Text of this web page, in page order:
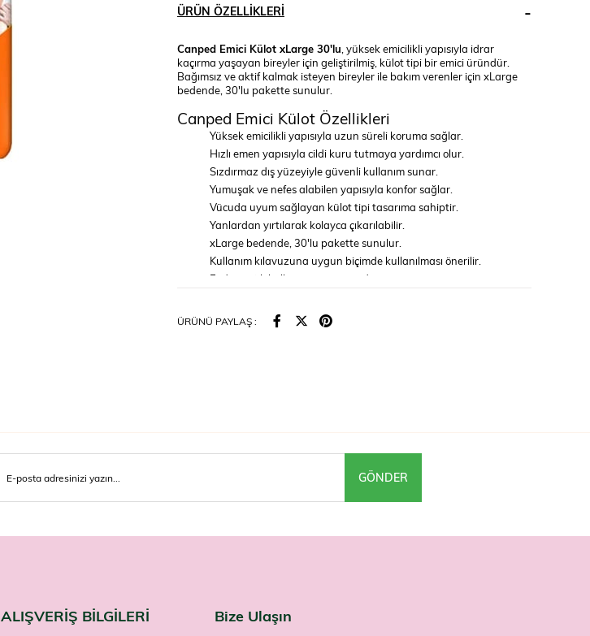
ÜRÜN ÖZELLIKLERI
Canped Emici Külot xLarge 30'lu , yüksek emicilikli yapısıyla idrar
kaçırma yaşayan bireyler için geliştirilmiş, külot tipi bir emici üründür.
Bağımsız ve aktif kalmak isteyen bireyler ile bakım verenler için xLarge
bedende, 30'lu pakette sunulur.
Canped Emici Külot Özellikleri
Yüksek emicilikli yapısıyla uzun süreli koruma sağlar.
Hızlı emen yapısıyla cildi kuru tutmaya yardımcı olur.
Sızdırmaz dış yüzeyiyle güvenli kullanım sunar.
Yumuşak ve nefes alabilen yapısıyla konfor sağlar.
Vücuda uyum sağlayan külot tipi tasarıma sahiptir.
Yanlardan yırtılarak kolayca çıkarılabilir.
xLarge bedende, 30'lu pakette sunulur.
Kullanım kılavuzuna uygun biçimde kullanılması önerilir.
Evde pratik kullanım için uygundur.
Külodu normal bir iç çamaşırı gibi giyin; ıslaklık göstergesi dolduğunda
ÜRÜNÜ PAYLAŞ :
GÖNDER
ALIŞVERİŞ BİLGİLERİ Bize Ulaşın